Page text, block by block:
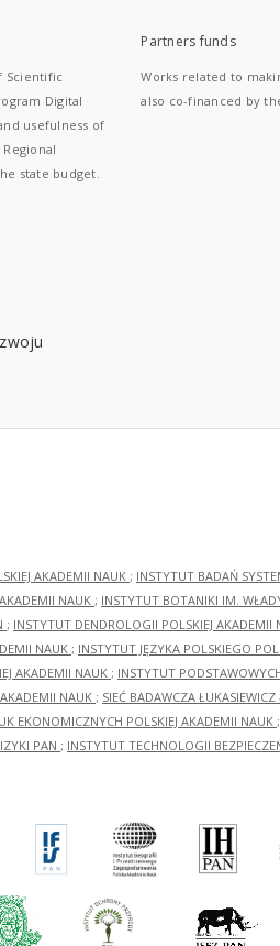
Scientific
Digital
usefulness of
state budget.
Partners funds
Works related to
also co-financed by
AKADEMII NAUK ; INSTYTUT BADAŃ
NAUK ; INSTYTUT BOTANIKI IM.
; INSTYTUT DENDROLOGII POLSKIEJ AKADEMII
NAUK ; INSTYTUT JĘZYKA POLSKIEGO
AKADEMII NAUK ; INSTYTUT
NAUK ; SIEĆ BADAWCZA
EKONOMICZNYCH POLSKIEJ AKADEMII NAUK ;
PAN ; INSTYTUT TECHNOLOGII